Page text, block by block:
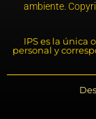
ambiente.
IPS es la única
personal y